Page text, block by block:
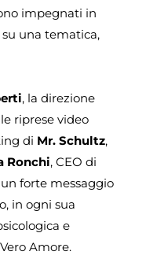
impegnati in
una tematica,
, la direzione
le riprese video
di Mr. Schultz,
Ronchi, CEO di
forte messaggio
in ogni sua
e
Amore.